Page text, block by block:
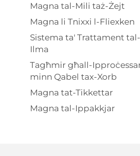
Magna tal-Mili taż-Żejt
Magna li Tnixxi l-Fliexken
Sistema ta' Trattament tal-
Ilma
Tagħmir għall-
minn Qabel tax-Xorb
Magna tat-Tikkettar
Magna tal-Ippakkjar